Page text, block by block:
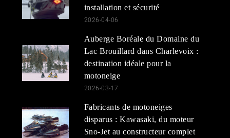
installation et sécurité
2026-04-06
Auberge Boréale du Domaine du
Lac Brouillard dans Charlevoix :
destination idéale pour la
motoneige
2026-03-17
Fabricants de motoneiges
disparus : Kawasaki, du moteur
Sno-Jet au constructeur complet